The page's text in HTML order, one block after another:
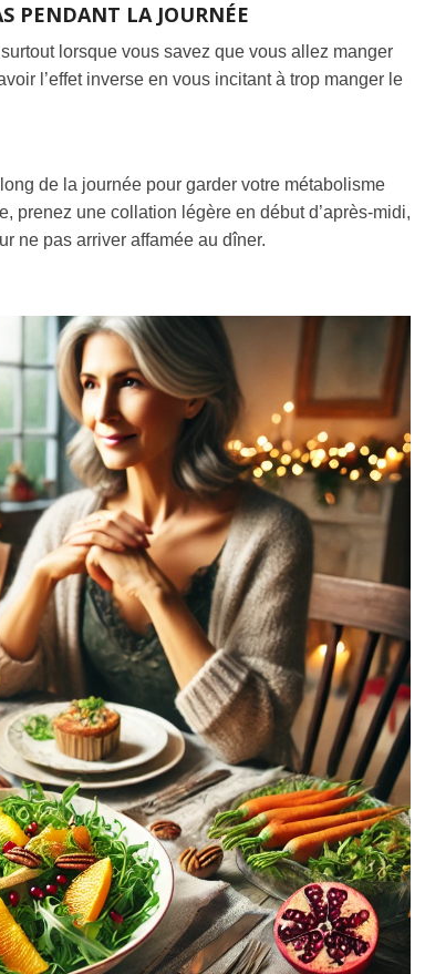
PENDANT LA JOURNÉE
lorsque vous savez que vous allez manger
l’effet inverse en vous incitant à trop manger le
de la journée pour garder votre métabolisme
prenez une collation légère en début d’après-midi,
ne pas arriver affamée au dîner.